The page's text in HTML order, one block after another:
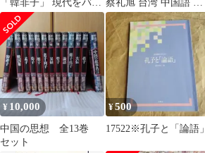
「韓非子」 現代をバラ
ンスよく生き抜くため
の方法
蔡礼旭 台湾 中国語 儒
教 倫理 家庭教育 伝統
文化
¥ 10,000
中国の思想 全13巻
セット
¥500
17522※孔子と「論語」